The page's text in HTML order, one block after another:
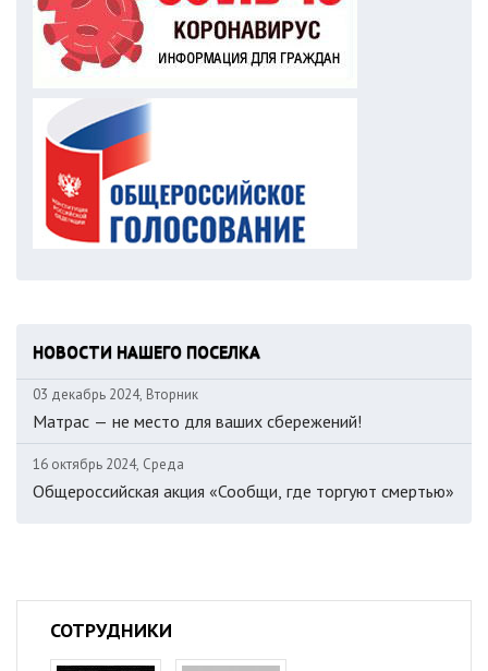
НОВОСТИ НАШЕГО ПОСЕЛКА
03 декабрь 2024, Вторник
Матрас — не место для ваших сбережений!
16 октябрь 2024, Среда
Общероссийская акция «Сообщи, где торгуют смертью»
СОТРУДНИКИ